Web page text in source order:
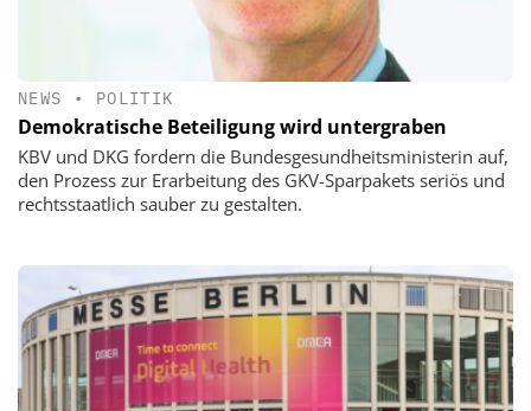
NEWS • POLITIK
Demokratische Beteiligung wird untergraben
KBV und DKG fordern die Bundesgesundheitsministerin auf,
den Prozess zur Erarbeitung des GKV-Sparpakets seriös und
rechtsstaatlich sauber zu gestalten.